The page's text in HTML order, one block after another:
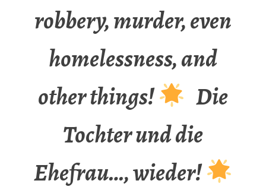
robbery, murder, even
homelessness, and
other things!
Die
Tochter und die
Ehefrau…, wieder!